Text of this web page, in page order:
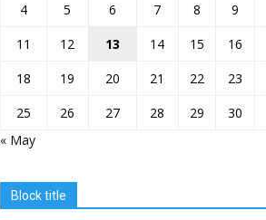
4
5 6 7 8 9
11
12 13 14 15 16
18
19 20 21 22 23
25
26 27 28 29 30
« May
Block title